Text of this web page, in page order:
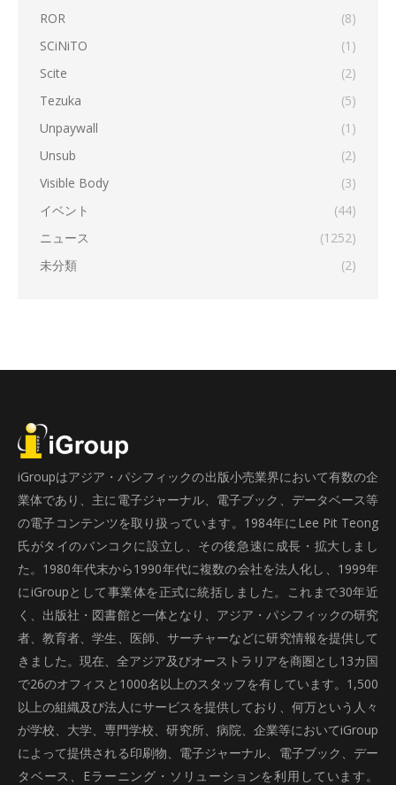
ROR
(8)
SCiNiTO
(1)
Scite
(2)
Tezuka
(5)
Unpaywall
(1)
Unsub
(2)
Visible Body
(3)
イベント
(44)
ニュース
(1252)
未分類
(2)
iGroupはアジア・パシフィックの出版小売業界において有数の企
業体であり、主に電子ジャーナル、電子ブック、データベース等
の電子コンテンツを取り扱っています。1984年にLee Pit Teong
氏がタイのバンコクに設立し、その後急速に成長・拡大しまし
た。1980年代末から1990年代に複数の会社を法人化し、1999年
にiGroupとして事業体を正式に統括しました。これまで30年近
く、出版社・図書館と一体となり、アジア・パシフィックの研究
者、教育者、学生、医師、サーチャーなどに研究情報を提供して
きました。現在、全アジア及びオーストラリアを商圏とし13カ国
で26のオフィスと1000名以上のスタッフを有しています。1,500
以上の組織及び法人にサービスを提供しており、何万という人々
が学校、大学、専門学校、研究所、病院、企業等においてiGroup
によって提供される印刷物、電子ジャーナル、電子ブック、デー
タベース、Eラーニング・ソリューションを利用しています。